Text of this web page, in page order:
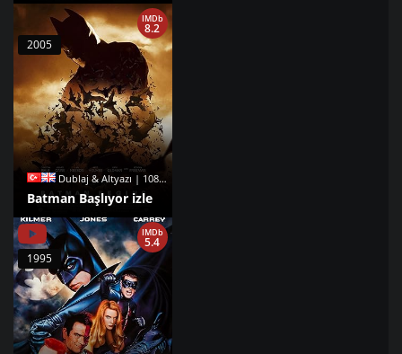
Dublaj & Altyazı | 1080p |
Batman Başlıyor izle
IMDb
8.2
2005
IMDb
5.4
1995